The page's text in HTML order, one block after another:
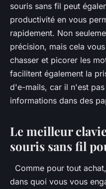
souris sans fil peut
productivité en vous
rapidement. Non
précision, mais cela
chasser et picorer les
facilitent également la
d'e-mails, car il n'est
informations dans des
Le meilleur
souris sans fil
Comme pour tout
dans quoi vous vous